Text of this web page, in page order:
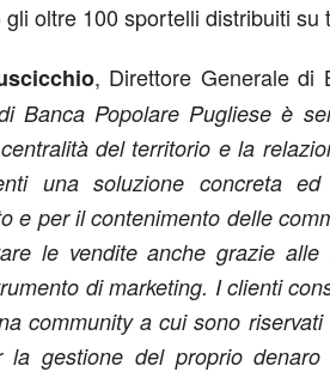
oltre 100 sportelli distribuiti su
, Direttore Generale di
di Banca Popolare Pugliese è
del territorio e la
una soluzione concreta
e per il contenimento delle
le vendite anche grazie
di marketing. I clienti
community a cui sono
la gestione del proprio